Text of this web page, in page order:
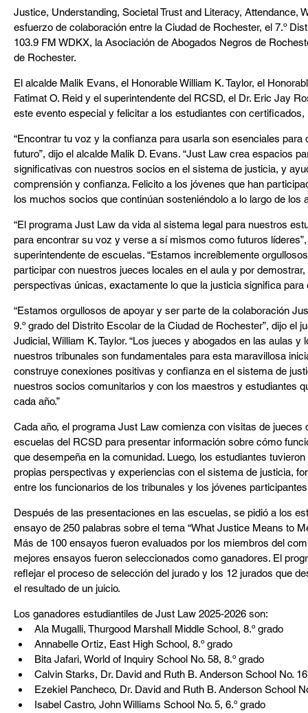
Justice, Understanding, Societal Trust and Literacy, Attendance,
esfuerzo de colaboración entre la Ciudad de Rochester, el 7.º
103.9 FM WDKX, la Asociación de Abogados Negros de
de Rochester.
El alcalde Malik Evans, el Honorable William K. Taylor, el
Fatimat O. Reid y el superintendente del RCSD, el Dr. Eric Jay
este evento especial y felicitar a los estudiantes con
“Encontrar tu voz y la confianza para usarla son esenciales
futuro”, dijo el alcalde Malik D. Evans. “Just Law crea espacios
significativas con nuestros socios en el sistema de justicia, y
comprensión y confianza. Felicito a los jóvenes que han
los muchos socios que continúan sosteniéndolo a lo largo de los
“El programa Just Law da vida al sistema legal para nuestros
para encontrar su voz y verse a sí mismos como futuros
superintendente de escuelas. “Estamos increíblemente
participar con nuestros jueces locales en el aula y por
perspectivas únicas, exactamente lo que la justicia significa para
“Estamos orgullosos de apoyar y ser parte de la colaboración
9.º grado del Distrito Escolar de la Ciudad de Rochester”, dijo el
Judicial, William K. Taylor. “Los jueces y abogados en las aulas
nuestros tribunales son fundamentales para esta maravillosa
construye conexiones positivas y confianza en el sistema de
nuestros socios comunitarios y con los maestros y estudiantes
cada año.”
Cada año, el programa Just Law comienza con visitas de jueces
escuelas del RCSD para presentar información sobre cómo
que desempeña en la comunidad. Luego, los estudiantes
propias perspectivas y experiencias con el sistema de justicia,
entre los funcionarios de los tribunales y los jóvenes
Después de las presentaciones en las escuelas, se pidió a los
ensayo de 250 palabras sobre el tema “What Justice Means to
Más de 100 ensayos fueron evaluados por los miembros del
mejores ensayos fueron seleccionados como ganadores. El
reflejar el proceso de selección del jurado y los 12 jurados que
el resultado de un juicio.
Los ganadores estudiantiles de Just Law 2025-2026 son:
Ala Mugalli, Thurgood Marshall Middle School, 8.º grado
Annabelle Ortiz, East High School, 8.º grado
Bita Jafari, World of Inquiry School No. 58, 8.º grado
Calvin Starks, Dr. David and Ruth B. Anderson School No.
Ezekiel Pancheco, Dr. David and Ruth B. Anderson School
Isabel Castro, John Williams School No. 5, 6.º grado